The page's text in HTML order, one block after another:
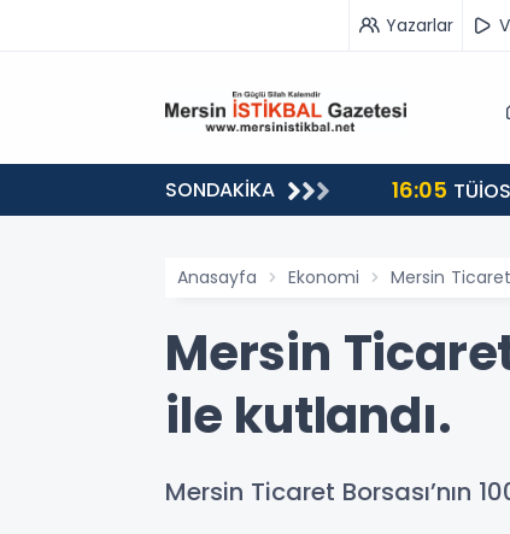
Yazarlar
SONDAKİKA 16:05
Anasayfa Ekonomi Mersin Ticaret
Mersin Ticaret
ile kutlandı.
Mersin Ticaret Borsası’nın